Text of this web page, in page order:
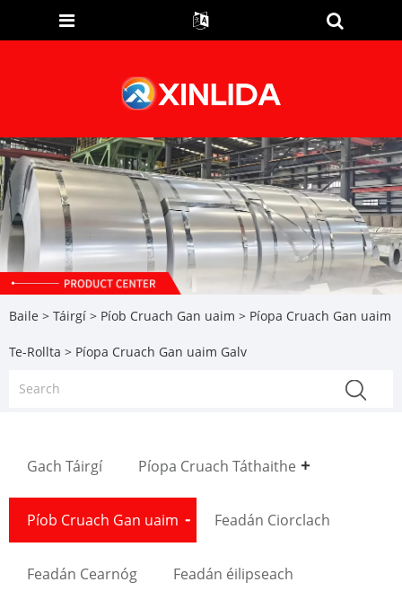
Baile > Táirgí > Píob Cruach Gan uaim > Píopa Cruach Gan uaim
Te-Rollta > Píopa Cruach Gan uaim Galv
Gach Táirgí Píopa Cruach Táthaithe
Píob Cruach Gan uaim Feadán Ciorclach
Feadán Cearnóg Feadán éilipseach